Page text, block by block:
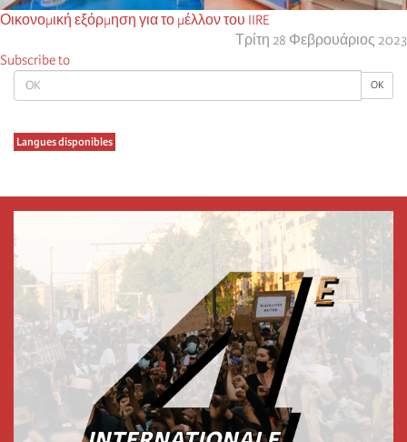
OK OK
Langues disponibles
Οικονομική εξόρμηση για το μέλλον του IIRE
Τρίτη 28 Φεβρουάριος 2023
Subscribe to